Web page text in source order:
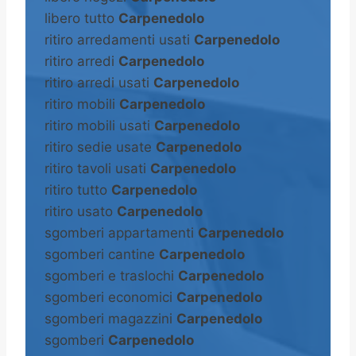
libero tutto Carpenedolo
ritiro arredamenti usati Carpenedolo
ritiro arredi Carpenedolo
ritiro arredi usati Carpenedolo
ritiro mobili Carpenedolo
ritiro mobili usati Carpenedolo
ritiro sedie usate Carpenedolo
ritiro tavoli usati Carpenedolo
ritiro tutto Carpenedolo
ritiro usato Carpenedolo
sgomberi appartamenti Carpenedolo
sgomberi cantine Carpenedolo
sgomberi e traslochi Carpenedolo
sgomberi economici Carpenedolo
sgomberi magazzini Carpenedolo
sgomberi Carpenedolo